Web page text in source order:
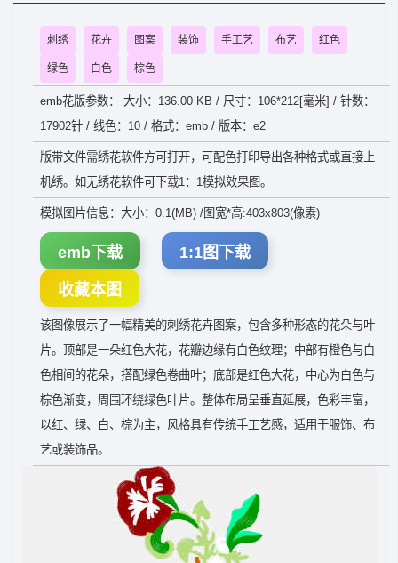
刺绣 花卉 图案 装饰 手工艺 布艺 红色
绿色 白色 棕色
emb花版参数： 大小：136.00 KB / 尺寸：106*212[毫米] / 针数：
17902针 / 线色：10 / 格式：emb / 版本：e2
版带文件需绣花软件方可打开，可配色打印导出各种格式或直接上
机绣。如无绣花软件可下载1：1模拟效果图。
模拟图片信息：大小：0.1(MB) /图宽*高:403x803(像素)
emb下载 1:1图下载
收藏本图
该图像展示了一幅精美的刺绣花卉图案，包含多种形态的花朵与叶
片。顶部是一朵红色大花，花瓣边缘有白色纹理；中部有橙色与白
色相间的花朵，搭配绿色卷曲叶；底部是红色大花，中心为白色与
棕色渐变，周围环绕绿色叶片。整体布局呈垂直延展，色彩丰富，
以红、绿、白、棕为主，风格具有传统手工艺感，适用于服饰、布
艺或装饰品。